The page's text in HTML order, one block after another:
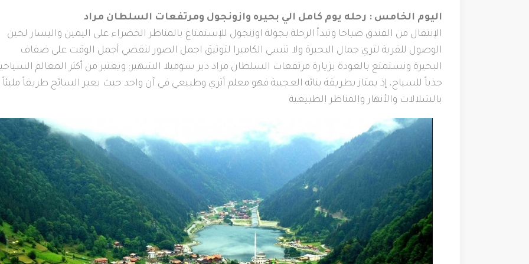
اليوم الخامس : رحله يوم كامل الي بحيره وازونجول ومرتفعات السلطان مراد
الإنتقال من الفندق صباحا وتبدأ الرحلة بجولة اوزنجول للإستمتاع بالمناظر الخضراء على اليمين واليسار لحين
الوصول للقرية لتري جمال البحيرة ولا تنسي الكاميرا لتوثيق اجمل الصور لنقضي أجمل الوقت على ضفاف
البحيرة ونستمتع بالعودة بزيارة مرتفعات السلطان مراد دير سوميلا الشهير: ويعتبر من أكثر المعالم
جذباً للسياح، إذ يمتاز بطريقة بنائه العجيبة فهو معلم أثري وطبيعي في آن واحد حيث يعبر السائح طريقاً مليئاً
بالشلالات والأنهار والمناظر الطبيعية